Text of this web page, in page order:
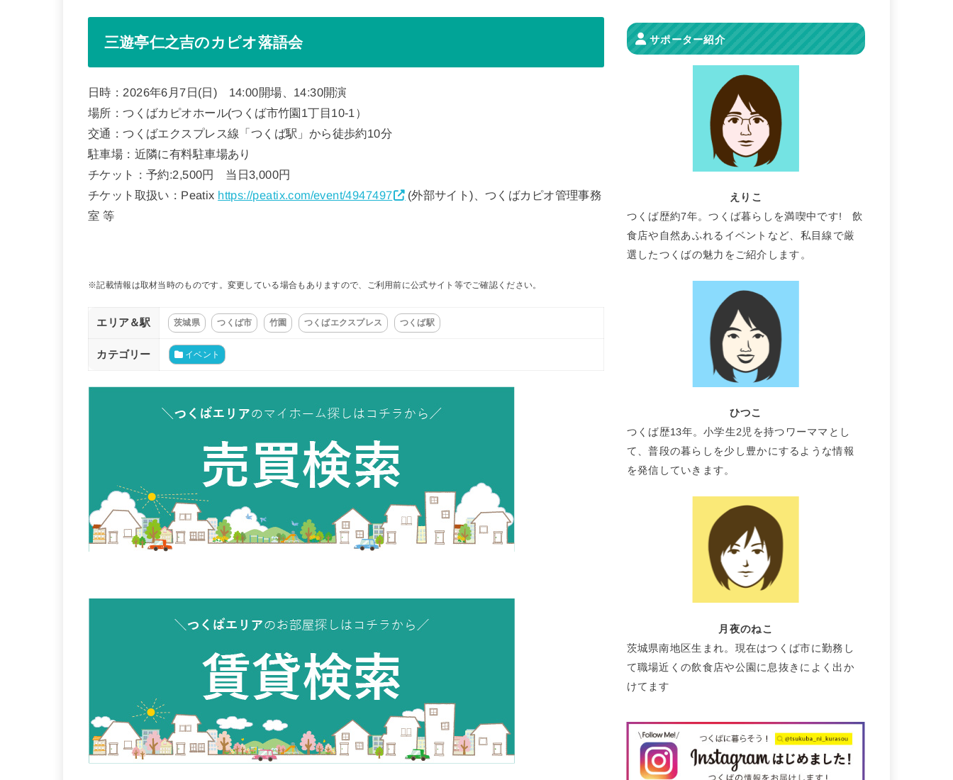
三遊亭仁之吉のカピオ落語会
日時：2026年6月7日(日) 14:00開場、14:30開演
場所：つくばカピオホール(つくば市竹園1丁目10-1）
交通：つくばエクスプレス線「つくば駅」から徒歩約10分
駐車場：近隣に有料駐車場あり
チケット：予約:2,500円 当日3,000円
チケット取扱い：Peatix https://peatix.com/event/4947497 (外部サイト)、つくばカピオ管理事務
室 等
※記載情報は取材当時のものです。変更している場合もありますので、ご利用前に公式サイト等でご確認ください。
エリア＆駅 茨城県 つくば市 竹園 つくばエクスプレス つくば駅
カテゴリー イベント
サポーター紹介
えりこ
つくば歴約7年。つくば暮らしを満喫中です! 飲
食店や自然あふれるイベントなど、私目線で厳
選したつくばの魅力をご紹介します。
ひつこ
つくば歴13年。小学生2児を持つワーママとし
て、普段の暮らしを少し豊かにするような情報
を発信していきます。
月夜のねこ
茨城県南地区生まれ。現在はつくば市に勤務し
て職場近くの飲食店や公園に息抜きによく出か
けてます